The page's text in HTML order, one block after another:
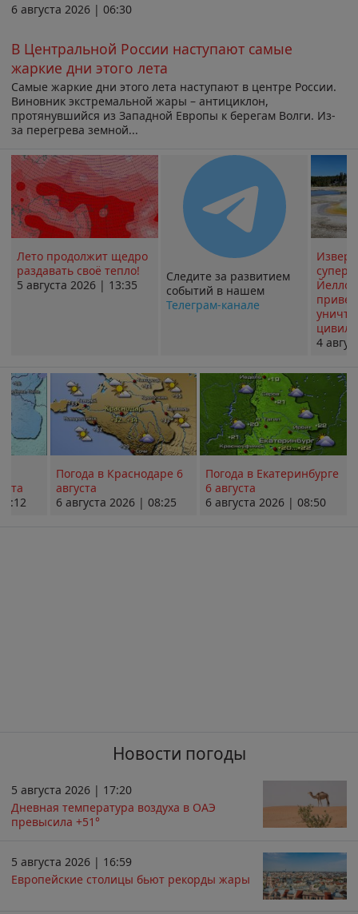
6 августа 2026 | 06:30
В Центральной России наступают самые
жаркие дни этого лета
Самые жаркие дни этого лета наступают в центре России.
Виновник экстремальной жары – антициклон,
протянувшийся из Западной Европы к берегам Волги. Из-
за перегрева земной...
Лето продолжит щедро
раздавать своё тепло!
5 августа 2026 | 13:35
Следите за развитием
событий в нашем
Телеграм-канале
4
Погода в Краснодаре 6
августа
6 августа 2026 | 08:25
Погода в Екатеринбурге
6 августа
6 августа 2026 | 08:50
Новости погоды
5 августа 2026 | 17:20
Дневная температура воздуха в ОАЭ
превысила +51°
5 августа 2026 | 16:59
Европейские столицы бьют рекорды жары